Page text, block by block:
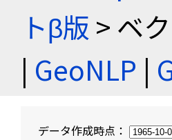
トβ版 > ベ
| GeoNLP |
データ作成時点：